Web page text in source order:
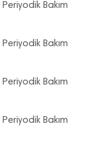
Bakım
Bakım
Bakım
Bakım